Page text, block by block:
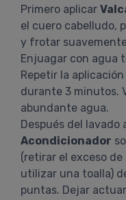
Primero aplicar
el cuero cabelludo,
y frotar
Enjuagar con agua
Repetir la
durante 3 minutos.
abundante agua.
Después del lavado
Acondicionador
(retirar el exceso
utilizar una toalla)
puntas. Dejar